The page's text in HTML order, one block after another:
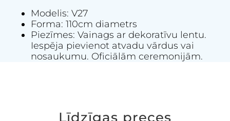
Modelis: V27
Forma: 110cm diametrs
Piezīmes: Vainags ar dekoratīvu lentu.
Iespēja pievienot atvadu vārdus vai
nosaukumu. Oficiālām ceremonijām.
Līdzīgas preces